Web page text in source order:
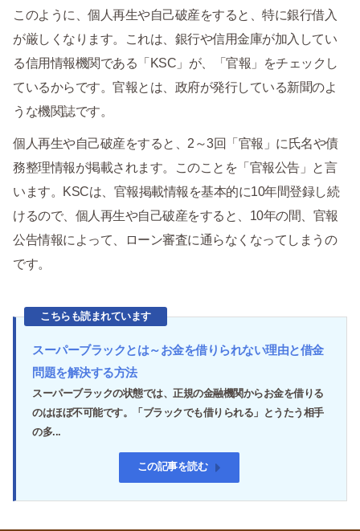
このように、個人再生や自己破産をすると、特に銀行借入
が厳しくなります。これは、銀行や信用金庫が加入してい
る信用情報機関である「KSC」が、「官報」をチェックし
ているからです。官報とは、政府が発行している新聞のよ
うな機関誌です。
個人再生や自己破産をすると、2～3回「官報」に氏名や債
務整理情報が掲載されます。このことを「官報公告」と言
います。KSCは、官報掲載情報を基本的に10年間登録し続
けるので、個人再生や自己破産をすると、10年の間、官報
公告情報によって、ローン審査に通らなくなってしまうの
です。
こちらも読まれています
スーパーブラックとは～お金を借りられない理由と借金
問題を解決する方法
スーパーブラックの状態では、正規の金融機関からお金を借りる
のはほぼ不可能です。「ブラックでも借りられる」とうたう相手
の多...
この記事を読む